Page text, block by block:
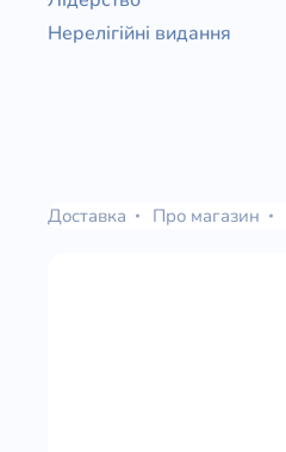
Нерелігійні видання
Доставка Про магазин